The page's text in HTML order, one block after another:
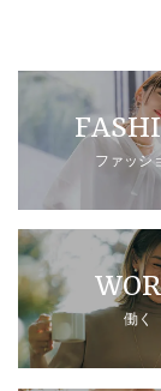
ファッシ
働く